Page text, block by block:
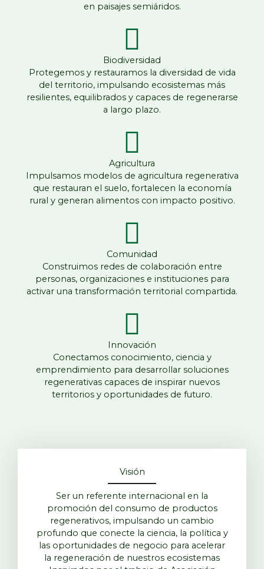
en paisajes semiáridos.
Biodiversidad
Protegemos y restauramos la diversidad de vida
del territorio, impulsando ecosistemas más
resilientes, equilibrados y capaces de regenerarse
a largo plazo.
Agricultura
Impulsamos modelos de agricultura regenerativa
que restauran el suelo, fortalecen la economía
rural y generan alimentos con impacto positivo.
Comunidad
Construimos redes de colaboración entre
personas, organizaciones e instituciones para
activar una transformación territorial compartida.
Innovación
Conectamos conocimiento, ciencia y
emprendimiento para desarrollar soluciones
regenerativas capaces de inspirar nuevos
territorios y oportunidades de futuro.
Visión
Ser un referente internacional en la
promoción del consumo de productos
regenerativos, impulsando un cambio
profundo que conecte la ciencia, la política y
las oportunidades de negocio para acelerar
la regeneración de nuestros ecosistemas